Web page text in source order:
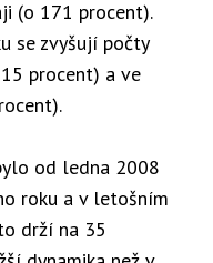
(o 171 procent).
se zvyšují počty
procent) a ve
od ledna 2008
roku a v letošním
drží na 35